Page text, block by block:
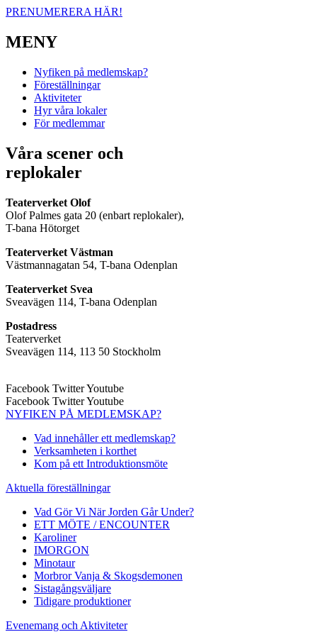
PRENUMERERA HÄR!
MENY
Nyfiken på medlemskap?
Föreställningar
Aktiviteter
Hyr våra lokaler
För medlemmar
Våra scener och
replokaler
Teaterverket Olof
Olof Palmes gata 20 (enbart replokaler),
T-bana Hötorget
Teaterverket Västman
Västmannagatan 54, T-bana Odenplan
Teaterverket Svea
Sveavägen 114, T-bana Odenplan
Postadress
Teaterverket
Sveavägen 114, 113 50 Stockholm
Facebook TwitterYoutube
Facebook TwitterYoutube
NYFIKEN PÅ MEDLEMSKAP?
Vad innehåller ett medlemskap?
Verksamheten i korthet
Kom på ett Introduktionsmöte
Aktuella föreställningar
Vad Gör Vi När Jorden Går Under?
ETT MÖTE / ENCOUNTER
Karoliner
IMORGON
Minotaur
Morbror Vanja & Skogsdemonen
Sistagångsväljare
Tidigare produktioner
Evenemang och Aktiviteter